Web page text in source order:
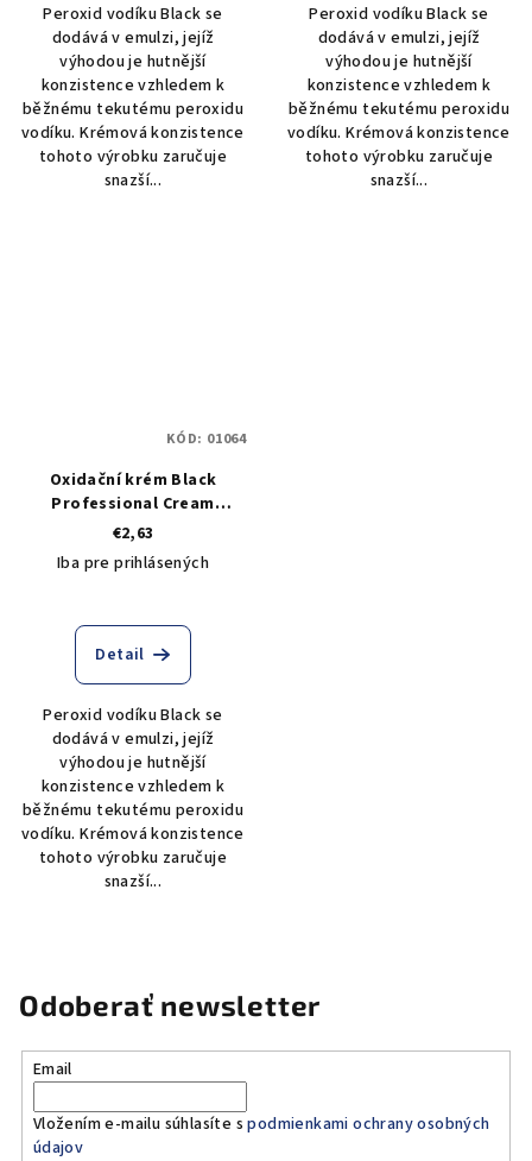
Peroxid vodíku Black se
dodává v emulzi, jejíž
výhodou je hutnější
konzistence vzhledem k
běžnému tekutému peroxidu
vodíku. Krémová konzistence
tohoto výrobku zaručuje
snazší...
Peroxid vodíku Black se
dodává v emulzi, jejíž
výhodou je hutnější
konzistence vzhledem k
běžnému tekutému peroxidu
vodíku. Krémová konzistence
tohoto výrobku zaručuje
snazší...
Oxidační krém Black
Professional Cream
Peroxide 30 VOL 9% - 250 ml
€2,63
Iba pre prihlásených
Detail
Peroxid vodíku Black se
dodává v emulzi, jejíž
výhodou je hutnější
konzistence vzhledem k
běžnému tekutému peroxidu
vodíku. Krémová konzistence
tohoto výrobku zaručuje
snazší...
KÓD: 01064
Odoberať newsletter
Email
Vložením e-mailu súhlasíte spodmienkami ochrany osobných
údajov